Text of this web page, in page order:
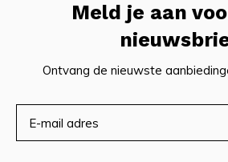
Meld je aan
Ontvang de nieuwste